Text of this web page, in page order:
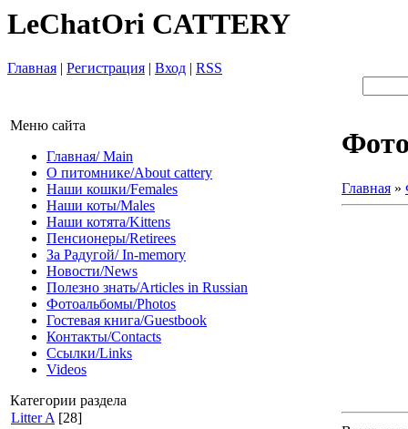
LeChatOri CATTERY
Главная | Регистрация | Вход | RSS
Меню сайта
Главная/ Main
О питомнике/About cattery
Наши кошки/Females
Наши коты/Males
Наши котята/Kittens
Пенсионеры/Retirees
За Радугой/ In-memory
Новости/News
Полезно знать/Articles in Russian
Фотоальбомы/Photos
Гостевая книга/Guestbook
Контакты/Contacts
Ссылки/Links
Videos
Категории раздела
Litter A [28]
Главная »